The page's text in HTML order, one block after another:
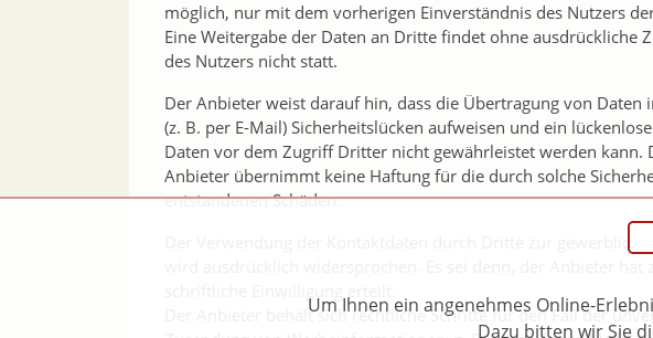
möglich, nur mit dem vorherigen Einverständnis des Nutzers
Eine Weitergabe der Daten an Dritte findet ohne ausdrückliche
des Nutzers nicht statt.
Der Anbieter weist darauf hin, dass die Übertragung von Daten
(z. B. per E-Mail) Sicherheitslücken aufweisen und ein
Daten vor dem Zugriff Dritter nicht gewährleistet werden kann.
Anbieter übernimmt keine Haftung für die durch solche
entstandenen Schäden.
Der Verwendung der Kontaktdaten durch Dritte zur
Der Anbieter behält sich rechtliche Schritte für den Fall der
Um Ihnen ein angenehmes Online-
Dazu bitten wir Sie